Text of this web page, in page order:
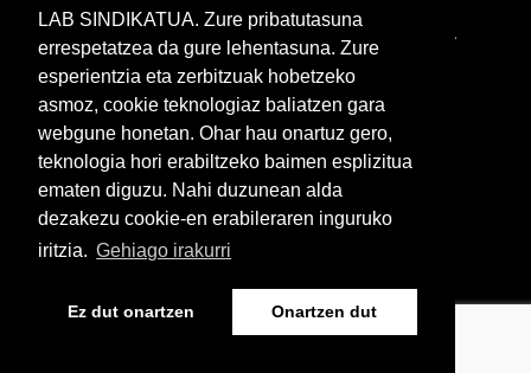
BIZILAN.EUS
TIENDA
INTRANET 🔑
Euskera Castellano
www.lab.eus
Euskera Castellano
LAB SINDIKATUA. Zure pribatutasuna
errespetatzea da gure lehentasuna. Zure
esperientzia eta zerbitzuak hobetzeko
asmoz, cookie teknologiaz baliatzen gara
webgune honetan. Ohar hau onartuz gero,
teknologia hori erabiltzeko baimen esplizitua
ematen diguzu. Nahi duzunean alda
dezakezu cookie-en erabileraren inguruko
iritzia. Gehiago irakurri
Ez dut onartzen Onartzen dut